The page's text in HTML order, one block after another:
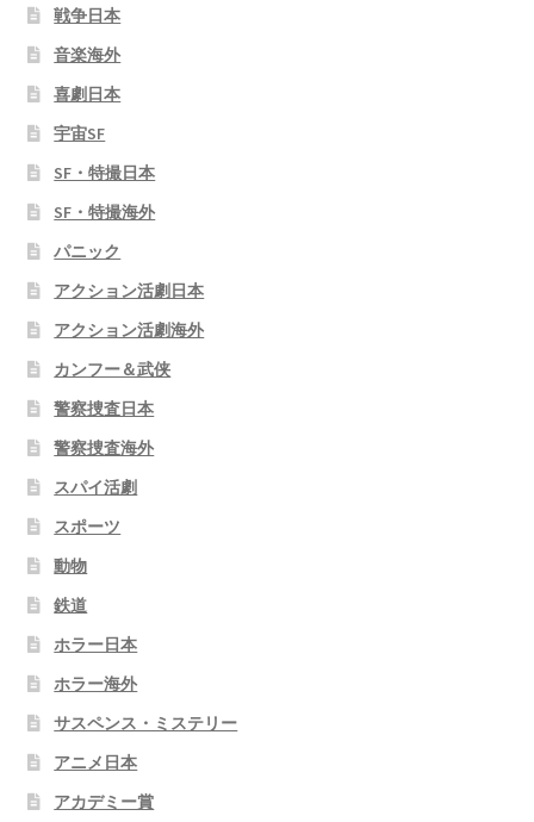
戦争日本
音楽海外
喜劇日本
宇宙SF
SF・特撮日本
SF・特撮海外
パニック
アクション活劇日本
アクション活劇海外
カンフー＆武侠
警察捜査日本
警察捜査海外
スパイ活劇
スポーツ
動物
鉄道
ホラー日本
ホラー海外
サスペンス・ミステリー
アニメ日本
アカデミー賞